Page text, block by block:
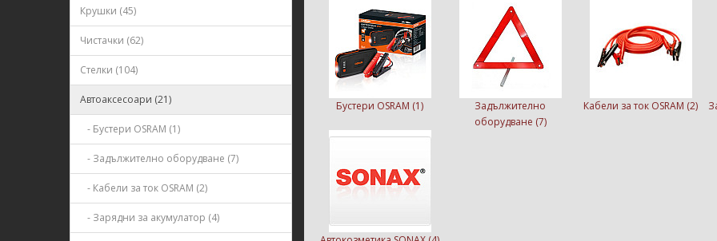
Крушки (45)
Чистачки (62)
Стелки (104)
Автоаксесоари (21)
- Бустери OSRAM (1)
- Задължително оборудване (7)
- Кабели за ток OSRAM (2)
- Зарядни за акумулатор (4)
Бустери OSRAM (1)
Задължително
оборудване (7)
Кабели за ток OSRAM (2)